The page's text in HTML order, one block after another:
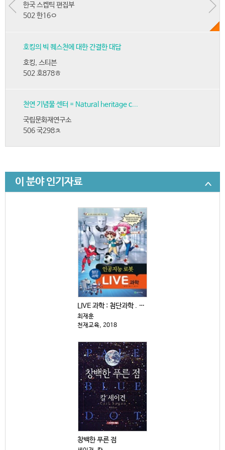
한국 스켑틱 편집부
502 한16ㅇ
호킹의 빅 퀘스천에 대한 간결한 대답
호킹, 스티븐
502 호878ㅎ
천연 기념물 센터 = Natural heritage c...
국립문화재연구소
506 국298ㅊ
이 분야 인기자료
LIVE 과학 : 첨단과학 . 11-15
최재훈
천재교육, 2018
창백한 푸른 점